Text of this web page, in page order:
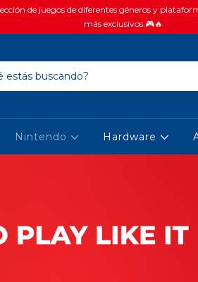
de juegos de diferentes géneros y
más exclusivos.🎮🔥
Nintendo Hardware